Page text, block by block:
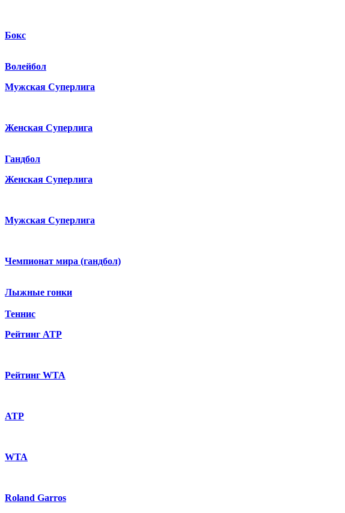
Бокс
Волейбол
Мужская Суперлига
Женская Суперлига
Гандбол
Женская Суперлига
Мужская Суперлига
Чемпионат мира (гандбол)
Лыжные гонки
Теннис
Рейтинг ATP
Рейтинг WTA
ATP
WTA
Roland Garros